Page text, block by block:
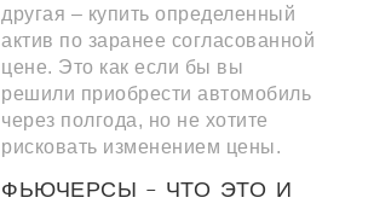
другая – купить определенный
актив по заранее согласованной
цене. Это как если бы вы
решили приобрести автомобиль
через полгода, но не хотите
рисковать изменением цены.
ФЬЮЧЕРСЫ – ЧТО ЭТО И